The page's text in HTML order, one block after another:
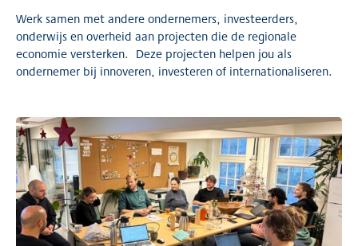
Werk samen met andere ondernemers, investeerders,
onderwijs en overheid aan projecten die de regionale
economie versterken. Deze projecten helpen jou als
ondernemer bij innoveren, investeren of internationaliseren.